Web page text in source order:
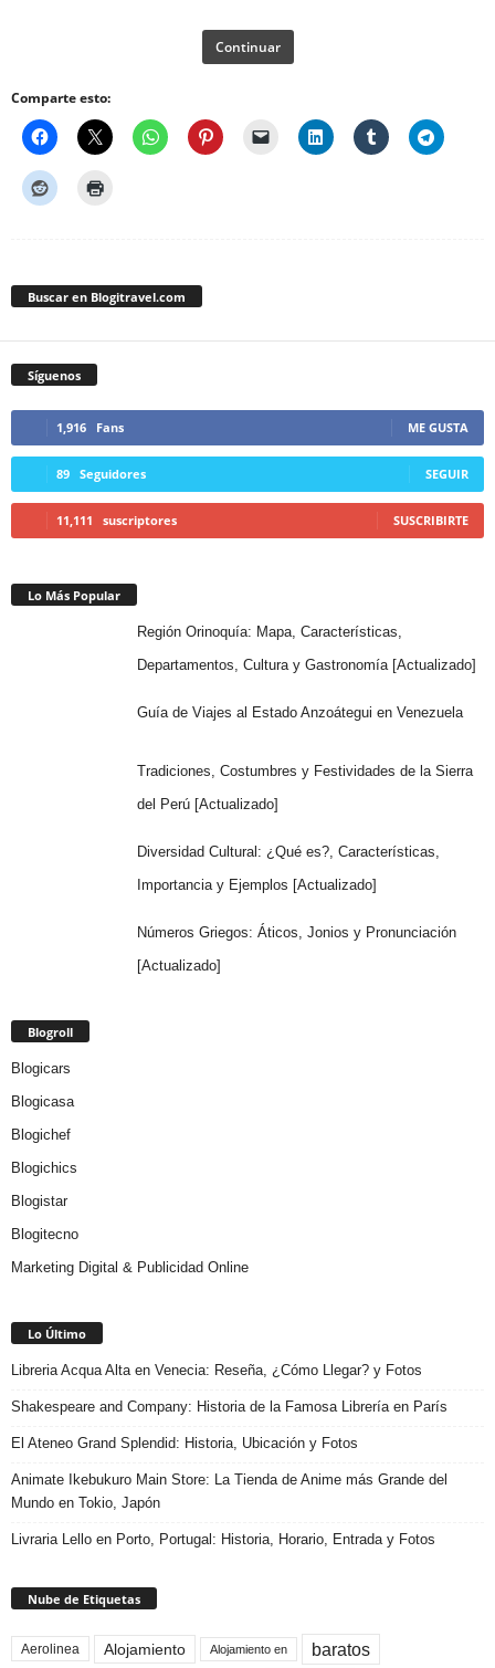
Continuar
Comparte esto:
Buscar en Blogitravel.com
Síguenos
1,916 Fans ME GUSTA
89 Seguidores SEGUIR
11,111 suscriptores SUSCRIBIRTE
Lo Más Popular
Región Orinoquía: Mapa, Características,
Departamentos, Cultura y Gastronomía [Actualizado]
Guía de Viajes al Estado Anzoátegui en Venezuela
Tradiciones, Costumbres y Festividades de la Sierra
del Perú [Actualizado]
Diversidad Cultural: ¿Qué es?, Características,
Importancia y Ejemplos [Actualizado]
Números Griegos: Áticos, Jonios y Pronunciación
[Actualizado]
Blogroll
Blogicars
Blogicasa
Blogichef
Blogichics
Blogistar
Blogitecno
Marketing Digital & Publicidad Online
Lo Último
Libreria Acqua Alta en Venecia: Reseña, ¿Cómo Llegar? y Fotos
Shakespeare and Company: Historia de la Famosa Librería en París
El Ateneo Grand Splendid: Historia, Ubicación y Fotos
Animate Ikebukuro Main Store: La Tienda de Anime más Grande del
Mundo en Tokio, Japón
Livraria Lello en Porto, Portugal: Historia, Horario, Entrada y Fotos
Nube de Etiquetas
Aerolinea Alojamiento Alojamiento en baratos